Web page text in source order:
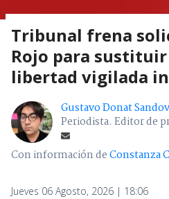
Tribunal frena
Rojo para
libertad vigilada
Gustavo Donat
Periodista. Editor de
Con información deConstanza
Jueves 06 Agosto, 2026 | 18:06